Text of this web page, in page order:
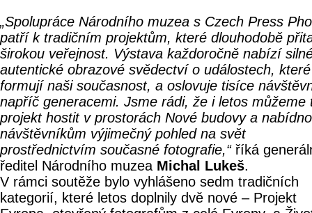
„Spolupráce Národního muzea s Czech Press
patří k tradičním projektům, které dlouhodobě
širokou veřejnost. Výstava každoročně nabízí
autentické obrazové svědectví o událostech, které
formují naši současnost, a oslovuje tisíce
napříč generacemi. Jsme rádi, že i letos můžeme
projekt hostit v prostorách Nové budovy a
návštěvníkům výjimečný pohled na svět
prostřednictvím současné fotografie,“říká
ředitel Národního muzea Michal Lukeš.
V rámci soutěže bylo vyhlášeno sedm tradičních
kategorií, které letos doplnily dvě nové – Projekt